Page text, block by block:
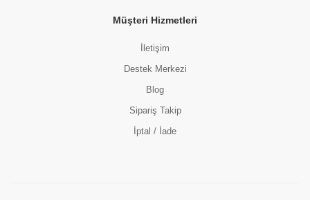
Müşteri Hizmetleri
İletişim
Destek Merkezi
Blog
Sipariş Takip
İptal / İade